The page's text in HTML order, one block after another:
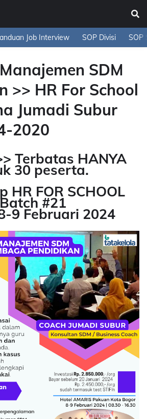
Job Interview SOP Divisi SOP
SDM
>> HR For School
Jumadi Subur
2020
Terbatas HANYA
30 peserta.
HR FOR SCHOOL
Batch #21
9 Februari 2024